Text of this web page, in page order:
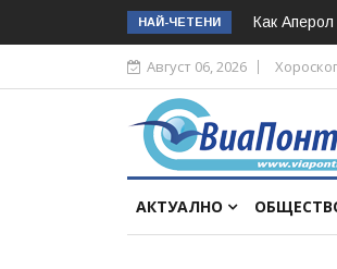
НАЙ-ЧЕТЕНИ Как
Август 06, 2026
АКТУАЛНО